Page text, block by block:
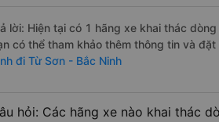
lời: Hiện tại có 1 hãng xe khai thác
có thể tham khảo thêm thông tin và
đi Từ Sơn - Bắc Ninh
hỏi: Các hãng xe nào khai thác